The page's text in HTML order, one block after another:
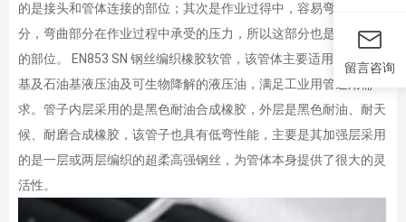
的是接头和管体连接的部位；其次是作业过得中，容易弯曲的部
分，弯曲部分在作业过程中承受的压力，所以这部分也是容易损耗
的部位。 EN853 SN 钢丝编织橡胶软管，该管体主要适用于输送水
基及石油基液压油及可生物降解的液压油，满足工业用管通用需
求。管子内层采用的是黑色耐油合成橡胶，外层是黑色耐油、耐天
候、耐磨合成橡胶，该管子也具有低弯性能，主要是其加强层采用
的是一层或两层编织的超柔高强钢丝，为管体本身提供了很大的灵
活性。
留言咨询